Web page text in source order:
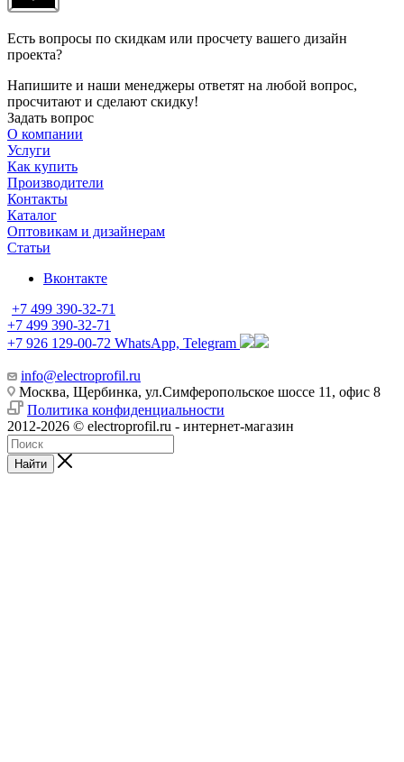
Есть вопросы по скидкам или просчету вашего дизайн
проекта?
Напишите и наши менеджеры ответят на любой вопрос,
просчитают и сделают скидку!
Задать вопрос
О компании
Услуги
Как купить
Производители
Контакты
Каталог
Оптовикам и дизайнерам
Статьи
Вконтакте
+7 499 390-32-71
+7 499 390-32-71
+7 926 129-00-72 WhatsApp, Telegram
info@electroprofil.ru
Москва, Щербинка, ул.Симферопольское шоссе 11, офис 8
Политика конфиденциальности
2012-2026 © electroprofil.ru - интернет-магазин
Найти